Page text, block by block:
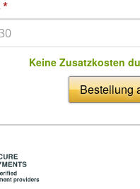
Keine Zusatzkosten
Bestellung